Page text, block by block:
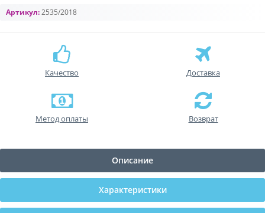
Артикул:2535/2018
Качество Доставка
Метод оплаты Возврат
Описание
Характеристики